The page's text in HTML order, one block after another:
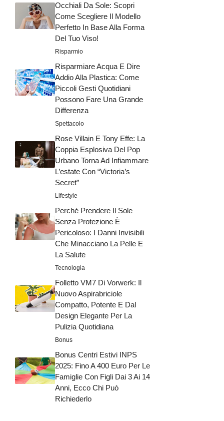
Occhiali Da Sole: Scopri
Come Scegliere Il Modello
Perfetto In Base Alla Forma
Del Tuo Viso!
Risparmio
Risparmiare Acqua E Dire
Addio Alla Plastica: Come
Piccoli Gesti Quotidiani
Possono Fare Una Grande
Differenza
Spettacolo
Rose Villain E Tony Effe: La
Coppia Esplosiva Del Pop
Urbano Torna Ad Infiammare
L’estate Con “Victoria’s
Secret”
Lifestyle
Perché Prendere Il Sole
Senza Protezione È
Pericoloso: I Danni Invisibili
Che Minacciano La Pelle E
La Salute
Tecnologia
Folletto VM7 Di Vorwerk: Il
Nuovo Aspirabriciole
Compatto, Potente E Dal
Design Elegante Per La
Pulizia Quotidiana
Bonus
Bonus Centri Estivi INPS
2025: Fino A 400 Euro Per Le
Famiglie Con Figli Dai 3 Ai 14
Anni, Ecco Chi Può
Richiederlo